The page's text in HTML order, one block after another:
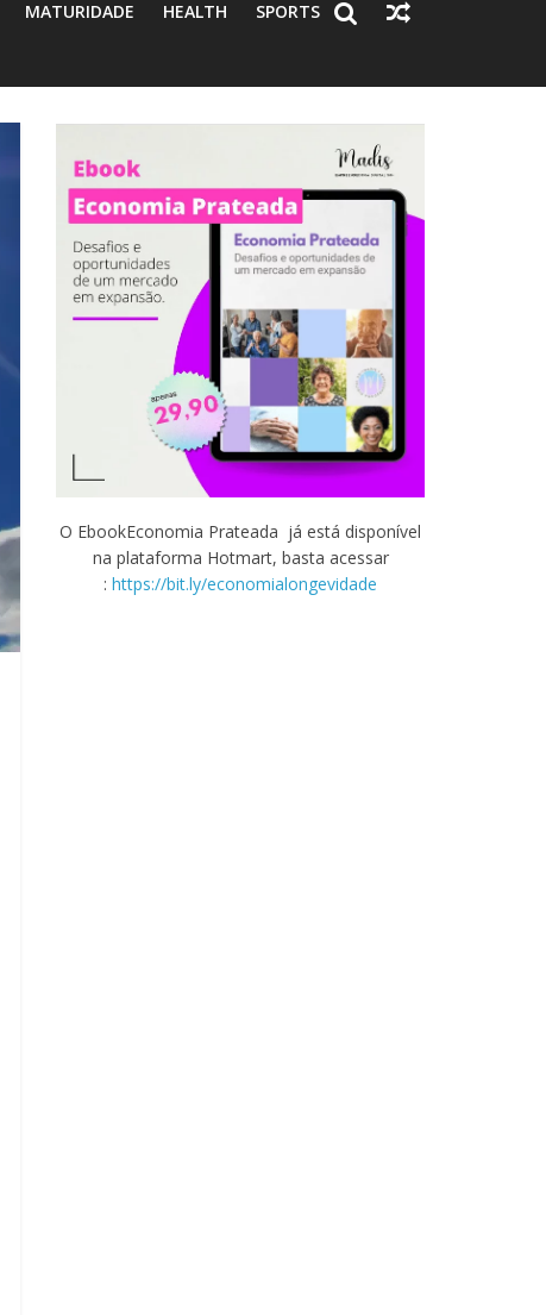
MATURIDADE HEALTH SPORTS
O EbookEconomia Prateada já está disponível
na plataforma Hotmart, basta acessar
: https://bit.ly/economialongevidade